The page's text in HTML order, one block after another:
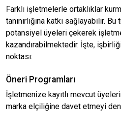
Farklı işletmelerle ortaklıklar
tanınırlığına katkı sağlayabilir.
potansiyel üyeleri çekerek
kazandırabilmektedir. İşte,
noktası:
Öneri Programları
İşletmenize kayıtlı mevcut
marka elçiliğine davet etmeyi